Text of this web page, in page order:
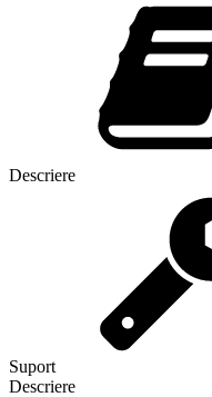
Descriere
Suport
Descriere